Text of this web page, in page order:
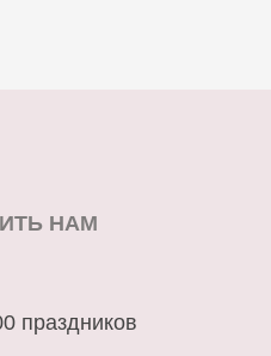
НАМ
праздников